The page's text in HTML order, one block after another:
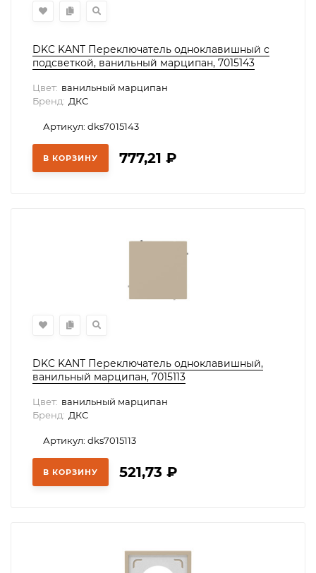
DKC KANT Переключатель одноклавишный с
подсветкой, ванильный марципан, 7015143
Цвет: ванильный марципан
Бренд: ДКС
Артикул: dks7015143
В КОРЗИНУ 777,21 ₽
DKC KANT Переключатель одноклавишный,
ванильный марципан, 7015113
Цвет: ванильный марципан
Бренд: ДКС
Артикул: dks7015113
В КОРЗИНУ 521,73 ₽